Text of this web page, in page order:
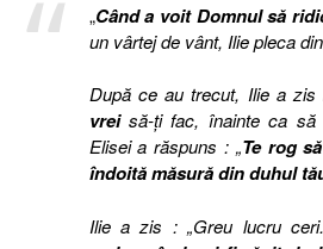
„Când a voit Domnul să
un vârtej de vânt, Ilie pleca
După ce au trecut, Ilie a zis
vreisă-ţi fac, înainte ca să
Elisei a răspuns : „Te rog
îndoită măsură din duhul
Ilie a zis : „Greu lucru